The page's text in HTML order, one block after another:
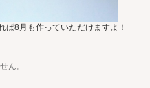
8月も作っていただけますよ！
ん。